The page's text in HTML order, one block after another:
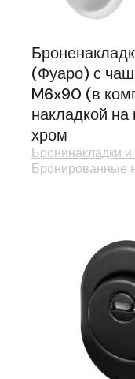
(Фуаро) с
M6x90 (в
накладкой
хром
Бронинакладки
Бронированные